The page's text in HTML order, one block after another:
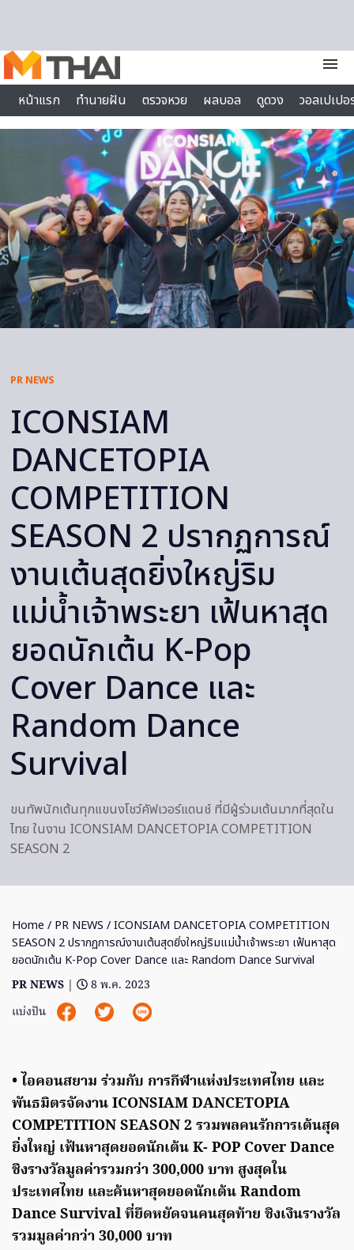
menu
หน้าแรก
ทำนายฝัน ตรวจหวย ผลบอล ดูดวง
วอลเปเป
ไลฟ์สไตล์
PR NEWS
ICONSIAM
DANCETOPIA
COMPETITION
SEASON 2 ปรากฏการณ์
งานเต้นสุดยิ่งใหญ่ริม
แม่น้ำเจ้าพระยา เฟ้นหาสุด
ยอดนักเต้น K-Pop
Cover Dance และ
Random Dance
Survival
ขนทัพนักเต้นทุกแขนงโชว์คัฟเวอร์แดนช์ ที่มีผู้ร่วมเต้นมากที่สุดใน
ไทย ในงาน ICONSIAM DANCETOPIA COMPETITION
SEASON 2
Home / PR NEWS / ICONSIAM DANCETOPIA COMPETITION
SEASON 2 ปรากฏการณ์งานเต้นสุดยิ่งใหญ่ริมแม่น้ำเจ้าพระยา เฟ้นหาสุด
ยอดนักเต้น K-Pop Cover Dance และ Random Dance Survival
PR NEWS |
8 พ.ค. 2023
แบ่งปัน
• ไอคอนสยาม ร่วมกับ การกีฬาแห่งประเทศไทย และ
พันธมิตรจัดงาน ICONSIAM DANCETOPIA
COMPETITION SEASON 2 รวมพลคนรักการเต้นสุด
ยิ่งใหญ่ เฟ้นหาสุดยอดนักเต้น K- POP Cover Dance
ชิงรางวัลมูลค่ารวมกว่า 300,000 บาท สูงสุดใน
ประเทศไทย และค้นหาสุดยอดนักเต้น Random
Dance Survival ที่ยืดหยัดจนคนสุดท้าย ชิงเงินรางวัล
รวมมูลค่ากว่า 30,000 บาท